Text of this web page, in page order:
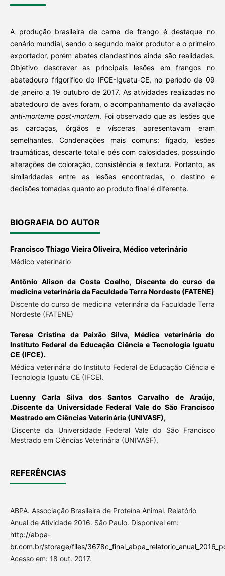
A produção brasileira de carne de frango é destaque no
cenário mundial, sendo o segundo maior produtor e o primeiro
exportador, porém abates clandestinos ainda são realidades.
Objetivo descrever as principais lesões em frangos no
abatedouro frigorifico do IFCE-Iguatu-CE, no período de 09
de janeiro a 19 outubro de 2017. As atividades realizadas no
abatedouro de aves foram, o acompanhamento da avaliação
anti-mortemepost-mortem. Foi observado que as lesões que
as carcaças, órgãos e vísceras apresentavam eram
semelhantes. Condenações mais comuns: fígado, lesões
traumáticas, descarte total e pés com calosidades, possuindo
alterações de coloração, consistência e textura. Portanto, as
similaridades entre as lesões encontradas, o destino e
decisões tomadas quanto ao produto final é diferente.
BIOGRAFIA DO AUTOR
Francisco Thiago Vieira Oliveira, Médico veterinário
Médico veterinário
Antônio Alison da Costa Coelho, Discente do curso de
medicina veterinária da Faculdade Terra Nordeste (FATENE)
Discente do curso de medicina veterinária da Faculdade Terra
Nordeste (FATENE)
Teresa Cristina da Paixão Silva,Médica veterinária do
Instituto Federal de Educação Ciência e Tecnologia Iguatu
CE (IFCE).
Médica veterinária do Instituto Federal de Educação Ciência e
Tecnologia Iguatu CE (IFCE).
Luenny Carla Silva dos Santos Carvalho de Araújo,
.Discente da Universidade Federal Vale do São Francisco
Mestrado em Ciências Veterinária (UNIVASF),
.Discente da Universidade Federal Vale do São Francisco
Mestrado em Ciências Veterinária (UNIVASF),
REFERÊNCIAS
ABPA. Associação Brasileira de Proteína Animal. Relatório
Anual de Atividade 2016. São Paulo. Disponível em:
http://abpa-
br.com.br/storage/files/
Acesso em: 18 out. 2017.